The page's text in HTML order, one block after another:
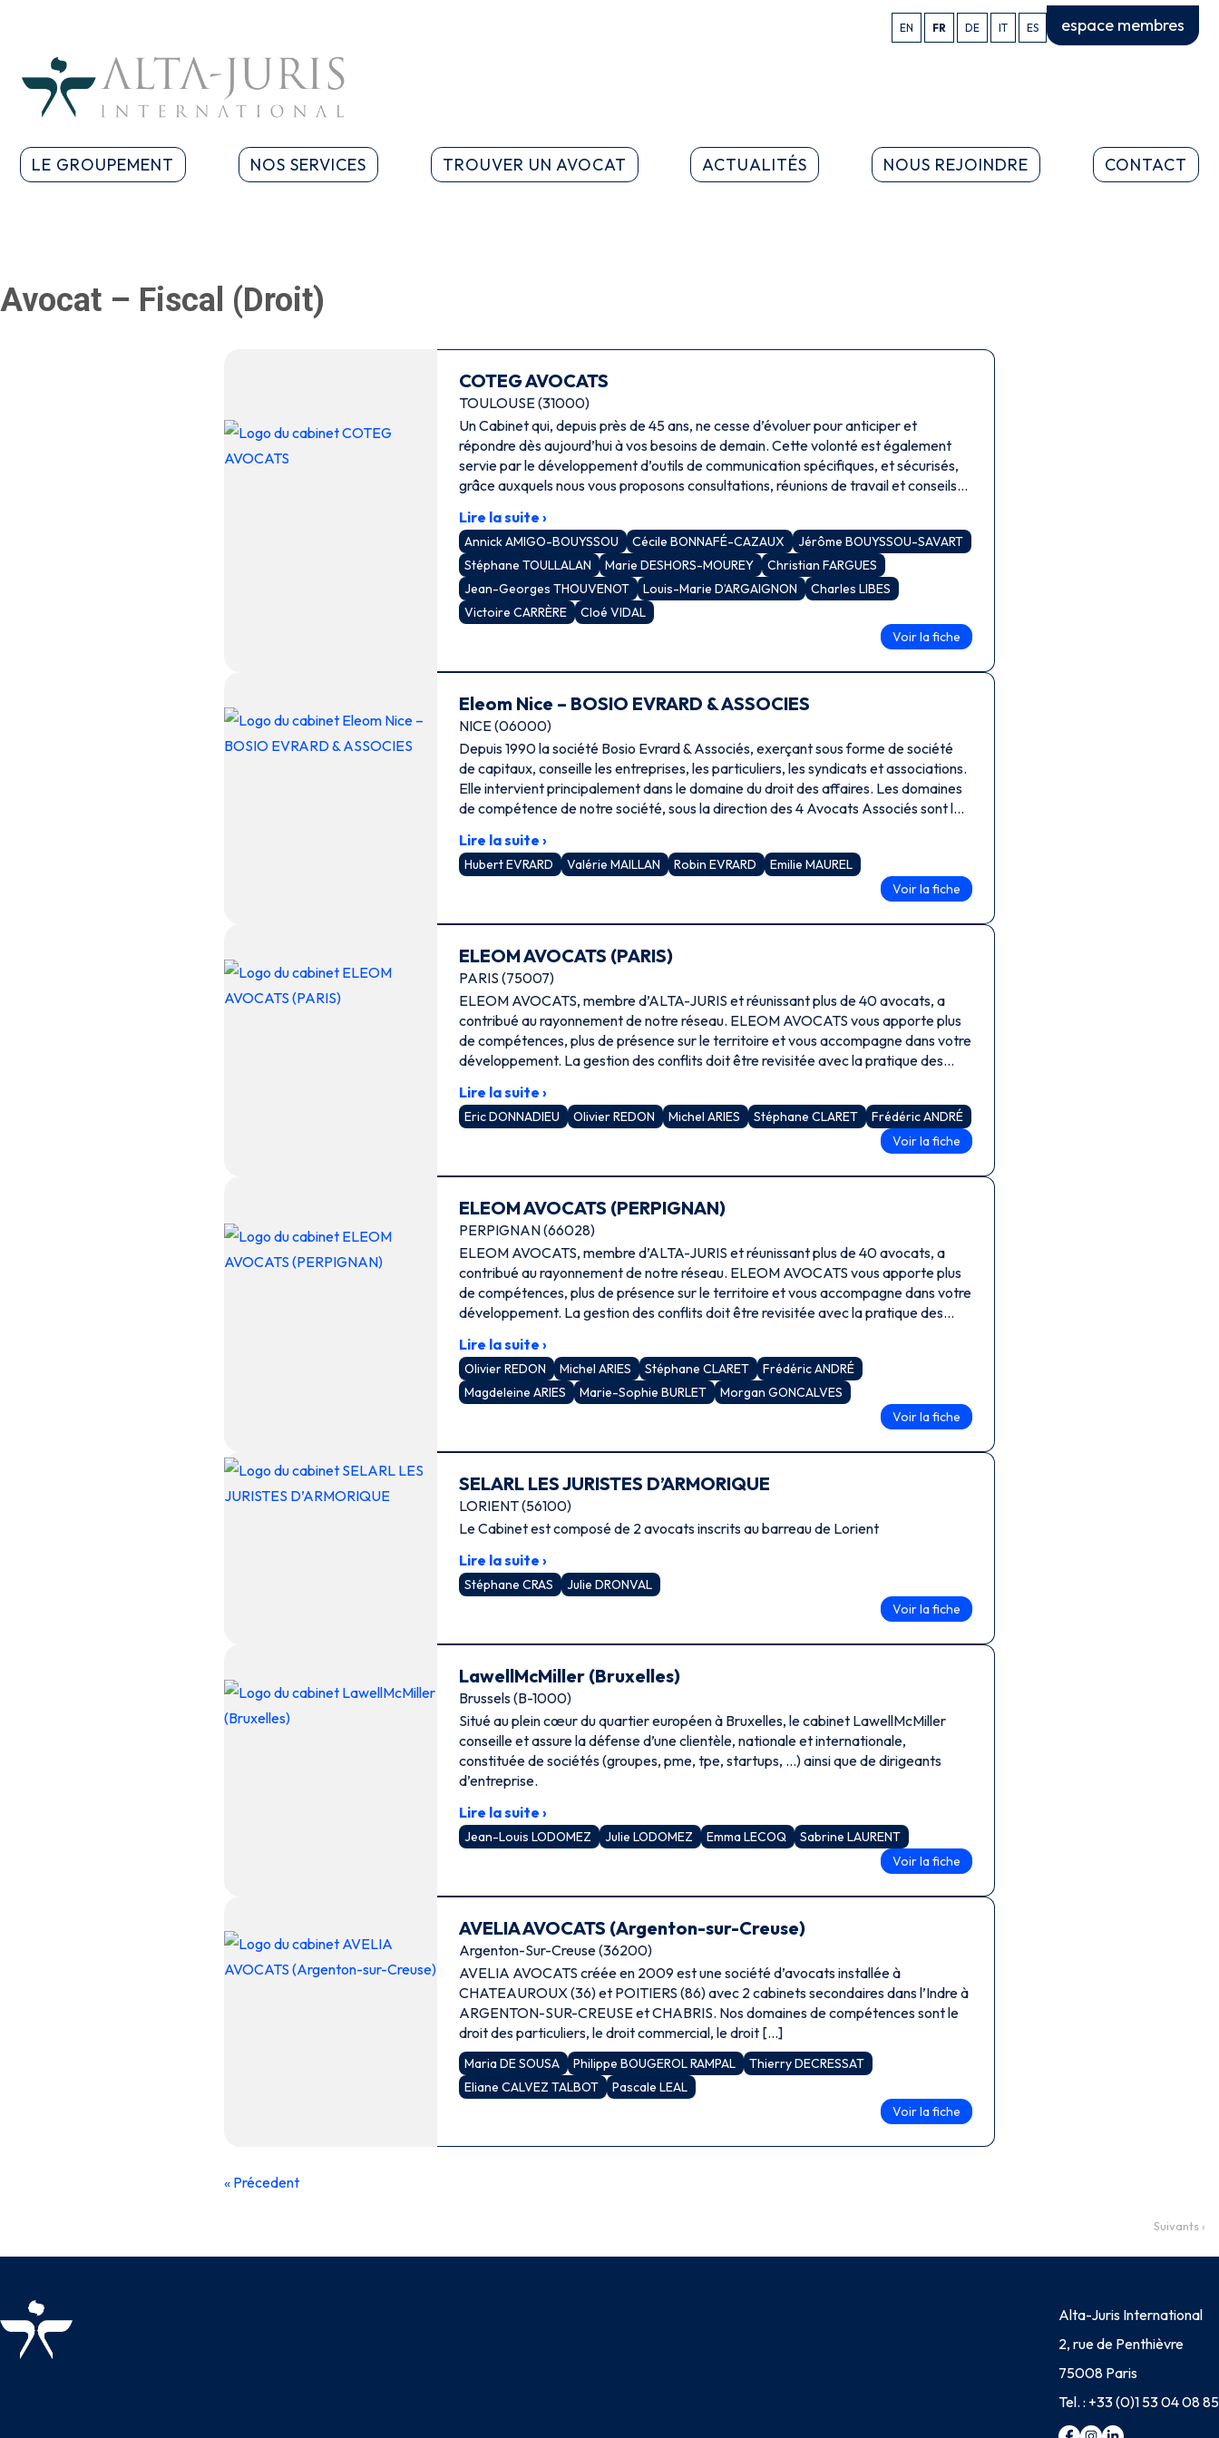
EN FR DE IT ES espace membres
LE GROUPEMENT NOS SERVICES TROUVER UN AVOCAT ACTUALITÉS NOUS REJOINDRE CONTACT
Avocat – Fiscal (Droit)
COTEG AVOCATS
TOULOUSE (31000)
Un Cabinet qui, depuis près de 45 ans, ne cesse d’évoluer pour anticiper et
répondre dès aujourd’hui à vos besoins de demain. Cette volonté est également
servie par le développement d’outils de communication spécifiques, et sécurisés,
grâce auxquels nous vous proposons consultations, réunions de travail et conseils
Lire la suite ›
Annick AMIGO-BOUYSSOU Cécile BONNAFÉ-CAZAUX
Jérôme BOUYSSOU-SAVART
Stéphane TOULLALAN
Marie DESHORS-MOUREY
Christian FARGUES
Jean-Georges THOUVENOT
Louis-Marie D’ARGAIGNON
Charles LIBES
Victoire CARRÈRE
Cloé VIDAL
Voir la fiche
Eleom Nice – BOSIO EVRARD & ASSOCIES
NICE (06000)
Depuis 1990 la société Bosio Evrard & Associés, exerçant sous forme de société
de capitaux, conseille les entreprises, les particuliers, les syndicats et associations.
Elle intervient principalement dans le domaine du droit des affaires. Les domaines
de compétence de notre société, sous la direction des 4 Avocats Associés sont les
des affaires, droit immobilier et droit de la famille. Dans chacune de ces matières,
nous intervenons tant dans le domaine juridique par la rédaction d’actes et de
Lire la suite ›
Hubert EVRARD Valérie MAILLAN Robin EVRARD
Emilie MAUREL
Voir la fiche
ELEOM AVOCATS (PARIS)
PARIS (75007)
ELEOM AVOCATS, membre d’ALTA-JURIS et réunissant plus de 40 avocats, a
contribué au rayonnement de notre réseau. ELEOM AVOCATS vous apporte plus
de compétences, plus de présence sur le territoire et vous accompagne dans votre
développement. La gestion des conflits doit être revisitée avec la pratique des
collaboratif ….
Lire la suite ›
Eric DONNADIEU Olivier REDON Michel ARIES Stéphane CLARET
Frédéric ANDRÉ
Voir la fiche
ELEOM AVOCATS (PERPIGNAN)
PERPIGNAN (66028)
ELEOM AVOCATS, membre d’ALTA-JURIS et réunissant plus de 40 avocats, a
contribué au rayonnement de notre réseau. ELEOM AVOCATS vous apporte plus
de compétences, plus de présence sur le territoire et vous accompagne dans votre
développement. La gestion des conflits doit être revisitée avec la pratique des
collaboratif ….
Lire la suite ›
Olivier REDON Michel ARIES Stéphane CLARET
Frédéric ANDRÉ
Magdeleine ARIES
Marie-Sophie BURLET
Morgan GONCALVES
Voir la fiche
SELARL LES JURISTES D’ARMORIQUE
LORIENT (56100)
Le Cabinet est composé de 2 avocats inscrits au barreau de Lorient
Lire la suite ›
Stéphane CRAS
Julie DRONVAL
Voir la fiche
LawellMcMiller (Bruxelles)
Brussels (B-1000)
Situé au plein cœur du quartier européen à Bruxelles, le cabinet LawellMcMiller
conseille et assure la défense d’une clientèle, nationale et internationale,
constituée de sociétés (groupes, pme, tpe, startups, …) ainsi que de dirigeants
d’entreprise.
Lire la suite ›
Jean-Louis LODOMEZ Julie LODOMEZ Emma LECOQ
Sabrine LAURENT
Voir la fiche
AVELIA AVOCATS (Argenton-sur-Creuse)
Argenton-Sur-Creuse (36200)
AVELIA AVOCATS créée en 2009 est une société d’avocats installée à
CHATEAUROUX (36) et POITIERS (86) avec 2 cabinets secondaires dans l’Indre à
ARGENTON-SUR-CREUSE et CHABRIS. Nos domaines de compétences sont le
droit des particuliers, le droit commercial, le droit […]
Maria DE SOUSA Philippe BOUGEROL RAMPAL
Thierry DECRESSAT
Eliane CALVEZ TALBOT
Pascale LEAL
Voir la fiche
« Précedent
Suivants ›
Alta-Juris International
2, rue de Penthièvre
75008 Paris
Tel. : +33 (0)1 53 04 08 85